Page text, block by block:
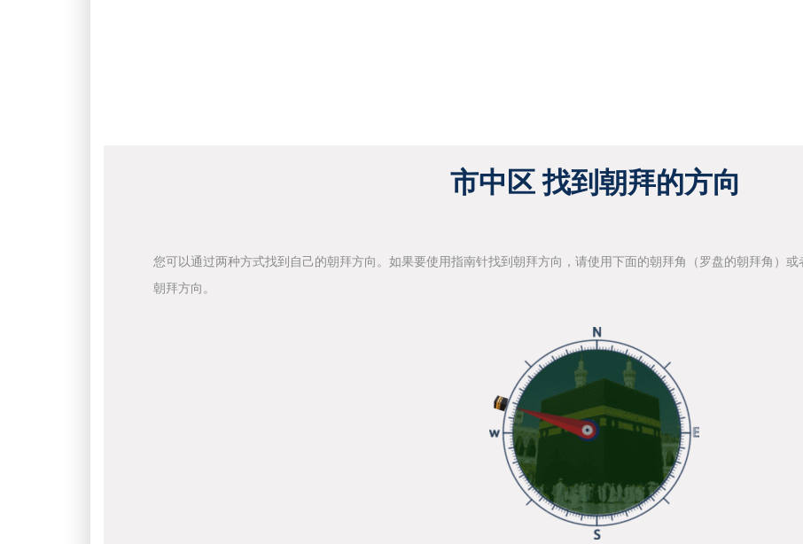
市中区 找到朝拜的方向
您可以通过两种方式找到自己的朝拜方向。如果要使用指南针找到朝拜方向，请使用下面的朝拜角（罗盘的朝拜角）
朝拜方向。